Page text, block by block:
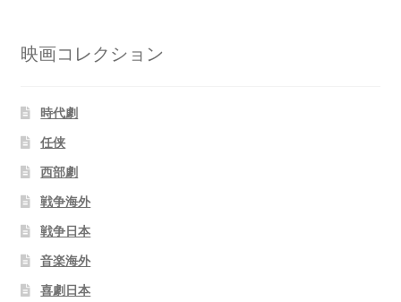
映画コレクション
時代劇
任侠
西部劇
戦争海外
戦争日本
音楽海外
喜劇日本